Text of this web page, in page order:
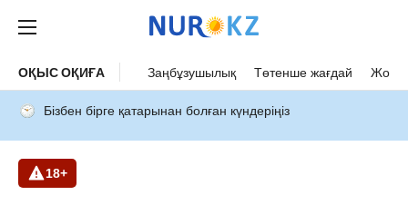
ОҚЫС ОҚИҒА Заңбұзушылық Төтенше жағдай Жол
Бізбен бірге қатарынан болған күндеріңіз
18+